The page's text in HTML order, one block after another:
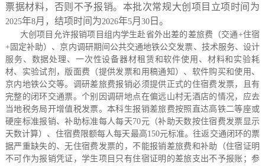
票据材料，否则不予报销。本批次常规大创项目立项时间为
2025年8月，结项时间为2026年5月 30日。
大创项目允许报销项目组内学生赴省外出差的差旅费（交通+住宿
+固定补助）、京内调研期间公共交通地铁公交发票、技术服务、设计
服务、数据处理、一次性设备器材租赁和软件使用、材料和实验耗
材、实验试剂 ， 版面费（提供发票和用稿通知）、软件购买和使用、
京内地铁公交等。调研差旅费报销必须提供正式的住宿费发票，且有
完整的闭环交通票。个别因调研地点在偏远山村无酒店的情况，应去
当地税务局开增值税发票。本科生报销差旅费按照直达高铁二等座或
硬座标准报销、补助标准每人每天70元（补助天数按住宿费发票显示
天数计算）、住宿费限额每人每天最高150元标准。往返交通闭环的票
据严重缺失的、无住宿费发票的，不能报销差旅费和补助（住宿证明
不可作为报销凭证，学生项目只有住宿证明的差旅支出不予报账；参